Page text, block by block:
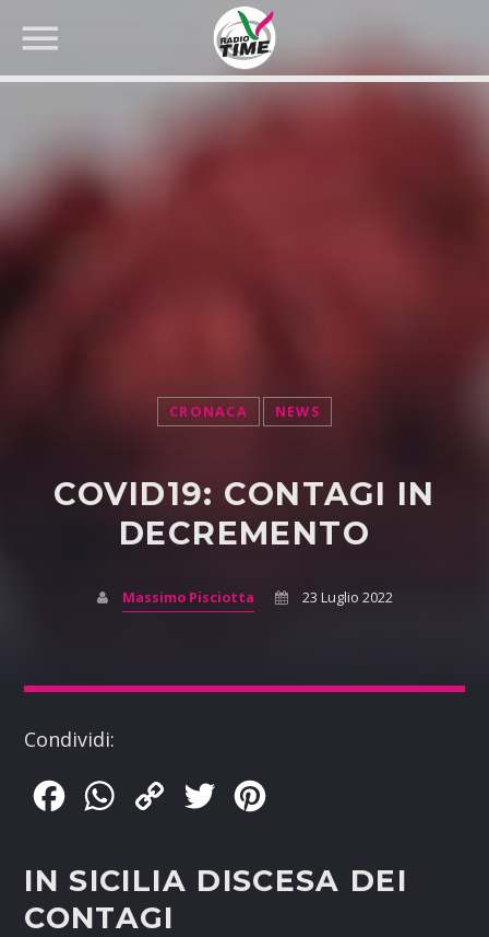
CRONACA NEWS
COVID19: CONTAGI IN
DECREMENTO
Massimo Pisciotta 23 Luglio 2022
Condividi:
FacebookWhatsApp
Copy
Twitter
IN SICILIA DISCESA DEI
CONTAGI